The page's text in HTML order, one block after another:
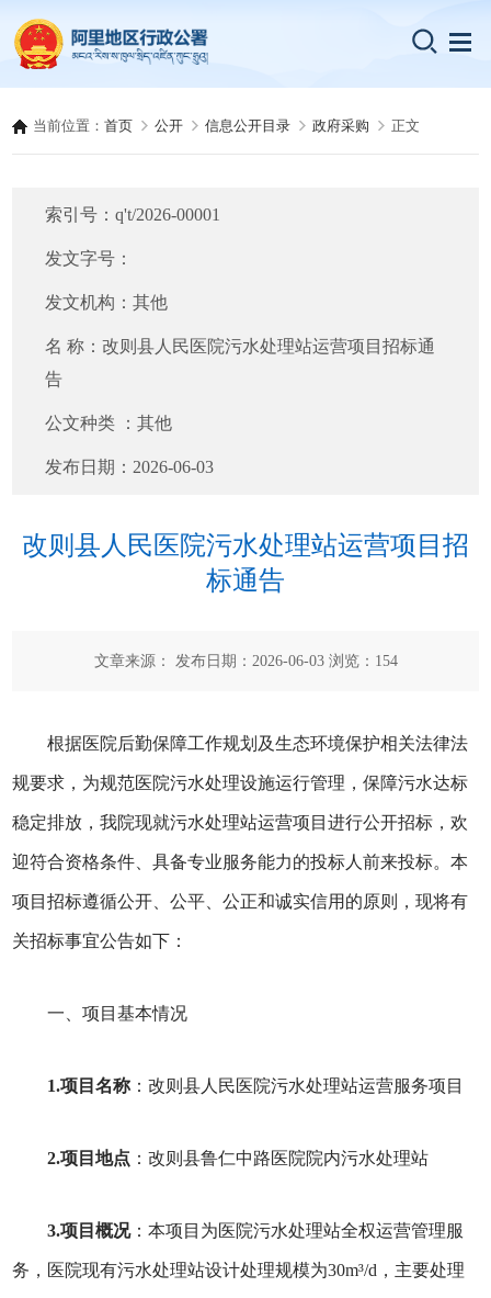
当前位置：首页 公开 信息公开目录 政府采购 正文
索引号：q't/2026-00001
发文字号：
发文机构：其他
名 称：改则县人民医院污水处理站运营项目招标通
告
公文种类 ：其他
发布日期： 2026-06-03
改则县人民医院污水处理站运营项目招
标通告
文章来源： 发布日期：2026-06-03 浏览： 154
根据医院后勤保障工作规划及生态环境保护相关法律法
规要求，为规范医院污水处理设施运行管理，保障污水达标
稳定排放，我院现就污水处理站运营项目进行公开招标，欢
迎符合资格条件、具备专业服务能力的投标人前来投标。本
项目招标遵循公开、公平、公正和诚实信用的原则，现将有
关招标事宜公告如下：
一、项目基本情况
1.项目名称：改则县人民医院污水处理站运营服务项目
2.项目地点 ：改则县鲁仁中路医院院内污水处理站
3.项目概况：本项目为医院污水处理站全权运营管理服
务，医院现有污水处理站设计处理规模为30m³/d，主要处理